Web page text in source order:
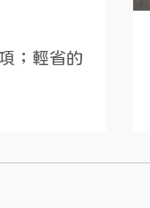
；輕省的